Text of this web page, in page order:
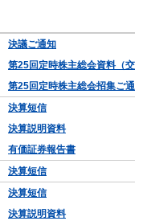
決議ご通知
第25回定時株主総会資料（交付書
第25回定時株主総会招集ご通知
決算短信
決算説明資料
有価証券報告書
決算短信
決算短信
決算説明資料